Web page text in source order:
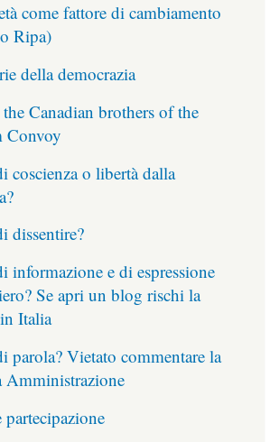
come fattore di cambiamento
Ripa)
della democrazia
Canadian brothers of the
Convoy
coscienza o libertà dalla
dissentire?
informazione e di espressione
Se apri un blog rischi la
Italia
parola? Vietato commentare la
Amministrazione